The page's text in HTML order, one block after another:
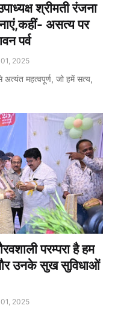
श्रीमती रंजना
असत्य पर
पर्व
2025
अत्यंत महत्वपूर्ण, जो हमें सत्य,
परम्परा है हम
उनके सुख सुविधाओं
2025